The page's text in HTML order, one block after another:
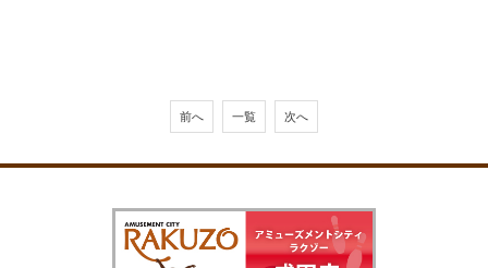
前へ 一覧 次へ